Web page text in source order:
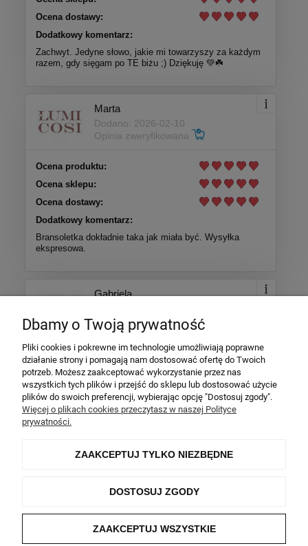
Ocena dostawy:
Dodatkowy komentarz:
Zachwyt. Jedyne słowo, jakie mi towarzyszy za każdym
razem, gdy sięgam po TE biżu ;) Dziękuję 💚☘️
Marta
Dodano: 2026-02-10
Opinia zweryfikowana
Ocena produktu:
Ocena sklepu:
Ocena dostawy:
Dodatkowy komentarz:
Bransoletka dokładnie taka jak miała być. Wysyłka
ekspresowa.
Gabriela
Opinia zweryfikowana
Ocena produktu:
Ocena sklepu:
Ocena dostawy:
Dodatkowy komentarz:
Piękny naszyjnik, równie piękny jak na zdjęciu, super
Dbamy o Twoją prywatność
Pliki cookies i pokrewne im technologie umożliwiają poprawne
działanie strony i pomagają nam dostosować ofertę do Twoich
potrzeb. Możesz zaakceptować wykorzystanie przez nas
wszystkich tych plików i przejść do sklepu lub dostosować użycie
plików do swoich preferencji, wybierając opcję "Dostosuj zgody".
Więcej o plikach cookies przeczytasz w naszej Polityce
prywatności.
ZAAKCEPTUJ TYLKO NIEZBĘDNE
DOSTOSUJ ZGODY
ZAAKCEPTUJ WSZYSTKIE